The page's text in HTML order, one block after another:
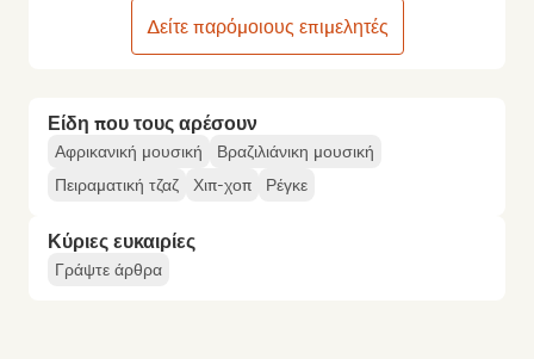
Είδη που τους αρέσουν
Αφρικανική μουσική
Βραζιλιάνικη μουσική
Πειραματική τζαζ
Χιπ-χοπ Ρέγκε
Κύριες ευκαιρίες
Γράψτε άρθρα
Δείτε παρόμοιους επιμελητές